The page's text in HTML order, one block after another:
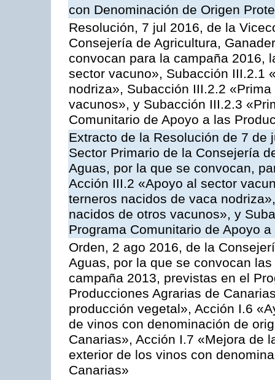
con Denominación de Origen
Resolución, 7 jul 2016, de la
Consejería de Agricultura,
convocan para la campaña 2016,
sector vacuno», Subacción III.2.1
nodriza», Subacción III.2.2
vacunos», y Subacción III.2.3
Comunitario de Apoyo a las
Extracto de la Resolución de 7
Sector Primario de la Consejería
Aguas, por la que se convocan,
Acción III.2 «Apoyo al sector
terneros nacidos de vaca
nacidos de otros vacunos», y
Programa Comunitario de Apoyo
Orden, 2 ago 2016, de la
Aguas, por la que se convocan
campaña 2013, previstas en el
Producciones Agrarias de
producción vegetal», Acción I.6
de vinos con denominación de
Canarias», Acción I.7 «Mejora de
exterior de los vinos con
Canarias»